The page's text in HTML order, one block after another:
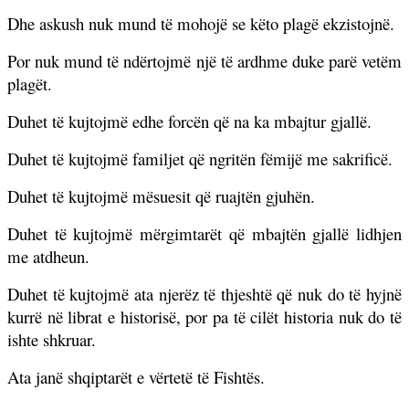
Dhe askush nuk mund të mohojë se këto plagë ekzistojnë.
Por nuk mund të ndërtojmë një të ardhme duke parë vetëm
plagët.
Duhet të kujtojmë edhe forcën që na ka mbajtur gjallë.
Duhet të kujtojmë familjet që ngritën fëmijë me sakrificë.
Duhet të kujtojmë mësuesit që ruajtën gjuhën.
Duhet të kujtojmë mërgimtarët që mbajtën gjallë lidhjen
me atdheun.
Duhet të kujtojmë ata njerëz të thjeshtë që nuk do të hyjnë
kurrë në librat e historisë, por pa të cilët historia nuk do të
ishte shkruar.
Ata janë shqiptarët e vërtetë të Fishtës.